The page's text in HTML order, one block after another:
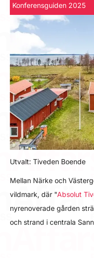
Konferensguiden 2025
Utvalt: Tiveden Boende
Mellan Närke och
vildmark, där "Absolut
nyrenoverade gården
och strand i centrala